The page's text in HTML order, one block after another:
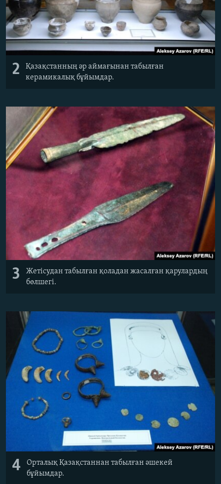
2
Қазақстанның әр аймағынан табылған
керамикалық бұйымдар.
3
Жетісудан табылған қоладан жасалған қарулардың
бөлшегі.
4
Орталық Қазақстаннан табылған әшекей
бұйымдар.